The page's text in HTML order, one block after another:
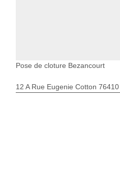
Pose de cloture Bezancourt
12 A Rue Eugenie Cotton